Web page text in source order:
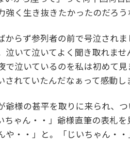
く生き抜きたかったのだろう
らず参列者の前で号泣され
いて泣いてよく聞き取れませ
泣いているのを私は初めて
れていたんだなぁって感動し
様の甚平を取りに来られ、
ゃん・・」爺様直筆の表札を
・・」と。「じいちゃん・